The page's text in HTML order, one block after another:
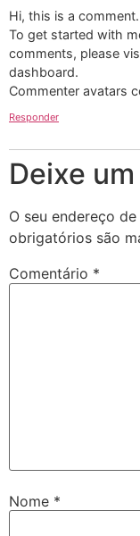
Hi, this is a comment.
To get started with
comments, please
dashboard.
Commenter avatars
Responder
Deixe
O seu endereço
obrigatórios são
Comentário *
Nome *